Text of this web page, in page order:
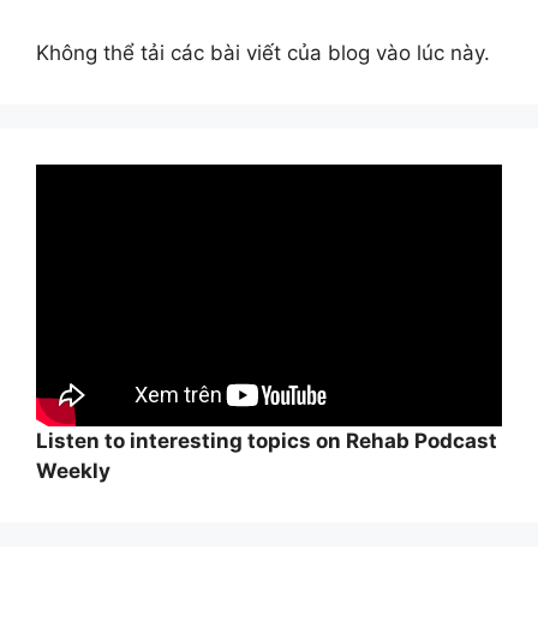
Không thể tải các bài viết của blog vào lúc này.
Listen to interesting topics on Rehab Podcast
Weekly